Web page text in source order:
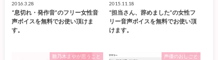
2016.3.28
“息切れ・発作音”のフリー女性音
声ボイスを無料でお使い頂けま
す。
2015.11.18
“担当さん、辞めました”の女性フ
リー音声ボイスを無料でお使い頂
けます。
雛乃木まやが思うこと 声優のおしごと